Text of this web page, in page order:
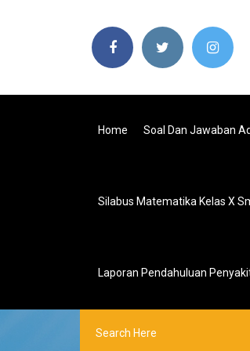
Home Soal Dan Jawaban
Silabus Matematika Kelas X
Laporan Pendahuluan